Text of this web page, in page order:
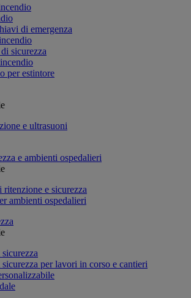
di emergenza
sicurezza
per estintore
e ultrasuoni
e ambienti ospedalieri
ritenzione e sicurezza
ambienti ospedalieri
sicurezza per lavori in corso e cantieri